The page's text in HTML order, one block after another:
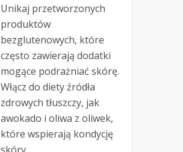
Unikaj przetworzonych
produktów
bezglutenowych, które
często zawierają dodatki
mogące podrażniać skórę.
Włącz do diety źródła
zdrowych tłuszczy, jak
awokado i oliwa z oliwek,
które wspierają kondycję